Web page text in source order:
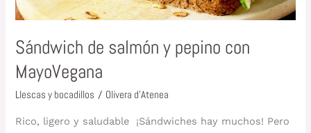
Sándwich de salmón y pepino con
MayoVegana
Llescas y bocadillos / Olivera d'Atenea
Rico, ligero y saludable ¡Sándwiches hay muchos! Pero